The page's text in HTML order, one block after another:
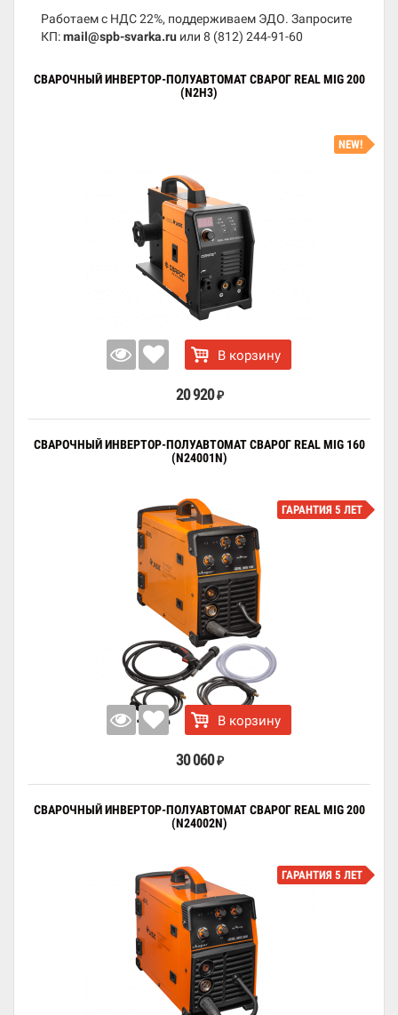
Работаем с НДС 22%, поддерживаем ЭДО. Запросите
КП:mail@spb-svarka.ru или 8 (812) 244-91-60
СВАРОЧНЫЙ ИНВЕРТОР-ПОЛУАВТОМАТ СВАРОГ REAL MIG 200
(N2H3)
NEW!
В корзину
20 920 ₽
СВАРОЧНЫЙ ИНВЕРТОР-ПОЛУАВТОМАТ СВАРОГ REAL MIG 160
(N24001N)
ГАРАНТИЯ 5 ЛЕТ
В корзину
30 060 ₽
СВАРОЧНЫЙ ИНВЕРТОР-ПОЛУАВТОМАТ СВАРОГ REAL MIG 200
(N24002N)
ГАРАНТИЯ 5 ЛЕТ